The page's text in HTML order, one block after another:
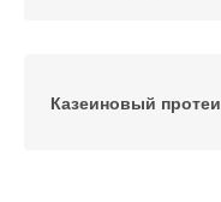
Казеиновый